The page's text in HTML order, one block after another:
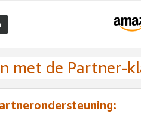
met de Partner-